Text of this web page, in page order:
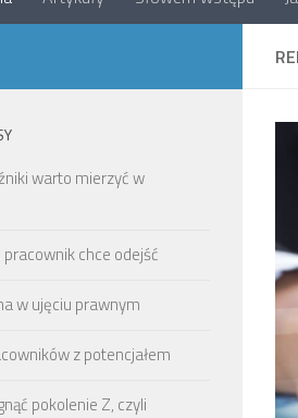
warto mierzyć w
pracownik chce odejść
w ujęciu prawnym
z potencjałem
pokolenie Z, czyli